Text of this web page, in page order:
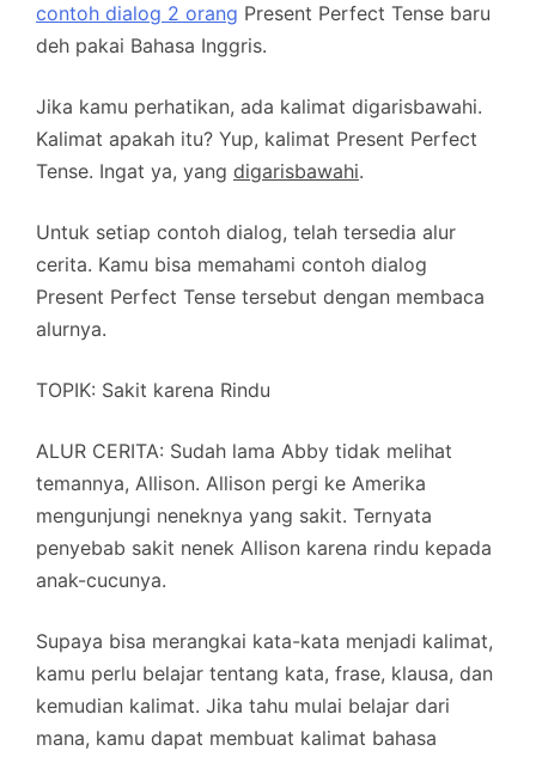
contoh dialog 2 orang Present Perfect Tense baru
deh pakai Bahasa Inggris.
Jika kamu perhatikan, ada kalimat digarisbawahi.
Kalimat apakah itu? Yup, kalimat Present Perfect
Tense. Ingat ya, yang digarisbawahi.
Untuk setiap contoh dialog, telah tersedia alur
cerita. Kamu bisa memahami contoh dialog
Present Perfect Tense tersebut dengan membaca
alurnya.
TOPIK: Sakit karena Rindu
ALUR CERITA: Sudah lama Abby tidak melihat
temannya, Allison. Allison pergi ke Amerika
mengunjungi neneknya yang sakit. Ternyata
penyebab sakit nenek Allison karena rindu kepada
anak-cucunya.
Supaya bisa merangkai kata-kata menjadi kalimat,
kamu perlu belajar tentang kata, frase, klausa, dan
kemudian kalimat. Jika tahu mulai belajar dari
mana, kamu dapat membuat kalimat bahasa